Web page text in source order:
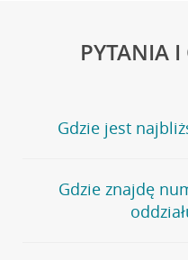
PYTANIA
Gdzie jest
Jeśli szukasz oddziału
stronęPlacówki i
wygodna wyszukiwarka.
Gdzie znajdę